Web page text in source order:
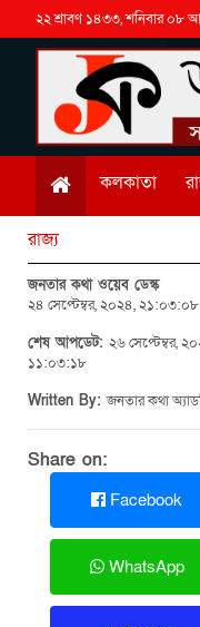
২২ শ্রাবণ ১৪৩৩, শনিবার ০৮
কলকাতা
রাজ্য
জনতার কথা ওয়েব ডেস্ক
২৪ সেপ্টেম্বর, ২০২৪, ২১:০৩:০৮
শেষ আপডেট: ২৬ সেপ্টেম্বর,
১১:০৩:১৮
Written By:জনতার কথা
Share on:
Facebook
WhatsApp